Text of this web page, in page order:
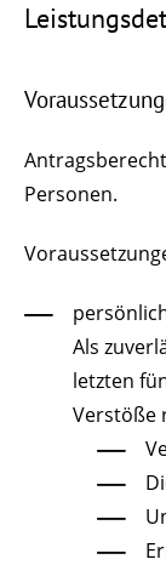
Personen.
Als
letzten
Verstöße